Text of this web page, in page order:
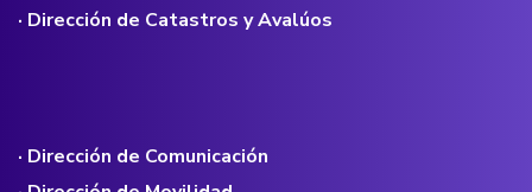
· Dirección de Catastros y Avalúos
· Dirección de Comunicación